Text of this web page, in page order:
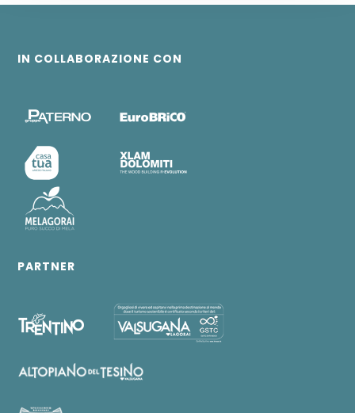
IN COLLABORAZIONE CON
PARTNER